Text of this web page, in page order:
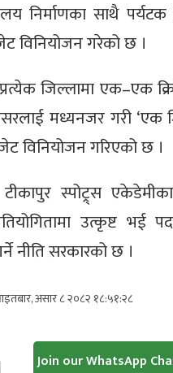
निर्माणका साथै पर्यटक
विनियोजन गरेको छ ।
जिल्लामा एक–एक
मध्यनजर गरी ‘एक
विनियोजन गरिएको छ ।
टीकापुर स्पोट्र्स
उत्कृष्ट
नीति सरकारको छ ।
असार ८ २०८२ १८:५१:२८
Join our WhatsApp